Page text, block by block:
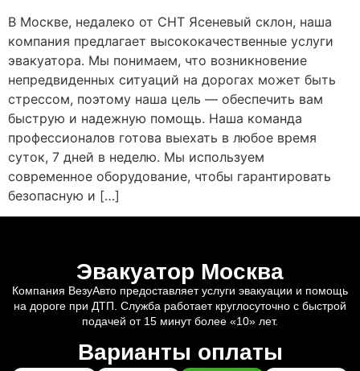
В Москве, недалеко от СНТ Ясеневый склон, наша
компания предлагает высококачественные услуги
эвакуатора. Мы понимаем, что возникновение
непредвиденных ситуаций на дорогах может быть
стрессом, поэтому наша цель — обеспечить вам
быструю и надежную помощь. Наша команда
профессионалов готова выехать в любое время
суток, 7 дней в неделю. Мы используем
современное оборудование, чтобы гарантировать
безопасную и […]
Эвакуатор Москва
Компания ВезуАвто предоставляет услуги эвакуации и помощь
на дороге при ДТП. Служба работает круглосуточно с быстрой
подачей от 15 минут более «10» лет.
Варианты оплаты